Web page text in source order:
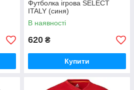
Футболка ігрова SELECT
ITALY (синя)
В наявності
620 ₴
Купити